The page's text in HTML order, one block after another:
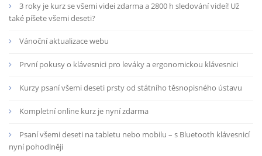
3 roky je kurz se všemi videi zdarma a 2800 h sledování videí! Už
také píšete všemi deseti?
Vánoční aktualizace webu
První pokusy o klávesnici pro leváky a ergonomickou klávesnici
Kurzy psaní všemi deseti prsty od státního těsnopisného ústavu
Kompletní online kurz je nyní zdarma
Psaní všemi deseti na tabletu nebo mobilu – s Bluetooth klávesnicí
nyní pohodlněji